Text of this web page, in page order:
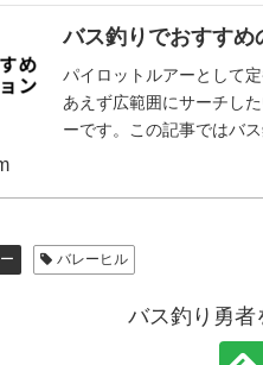
バス釣りでおすすめ
パイロットルアーとして
あえず広範囲にサーチし
ーです。この記事ではバ
バレーヒル
バス釣り勇者